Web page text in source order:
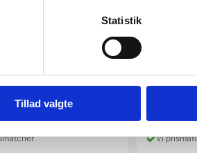
Statistik
Tillad valgte
cm længden er
reb. Diameter: 15,2 cm Max
Den
oprindelige
pris
var:
379,00 DKK.
229,00DKK
aktuelle
er:Vi